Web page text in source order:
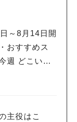
～8月14日開
おすすめス
週 どこい
主役はこ